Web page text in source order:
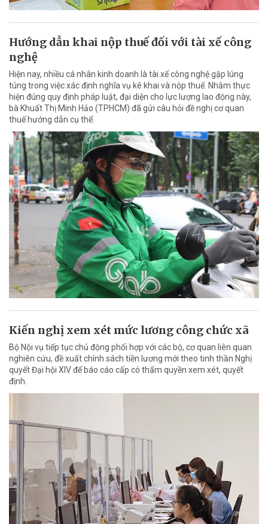
Hướng dẫn khai nộp thuế đối với tài xế công
nghệ
Hiện nay, nhiều cá nhân kinh doanh là tài xế công nghệ gặp lúng
túng trong việc xác định nghĩa vụ kê khai và nộp thuế. Nhằm thực
hiện đúng quy định pháp luật, đại diện cho lực lượng lao động này,
bà Khuất Thị Minh Hảo (TPHCM) đã gửi câu hỏi đề nghị cơ quan
thuế hướng dẫn cụ thể.
Kiến nghị xem xét mức lương công chức xã
Bộ Nội vụ tiếp tục chủ động phối hợp với các bộ, cơ quan liên quan
nghiên cứu, đề xuất chính sách tiền lương mới theo tinh thần Nghị
quyết Đại hội XIV để báo cáo cấp có thẩm quyền xem xét, quyết
định.